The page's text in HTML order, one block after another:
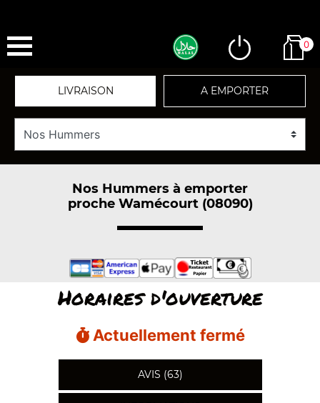
0
LIVRAISON A EMPORTER
Nos Hummers à emporter
proche Wamécourt (08090)
Horaires d'ouverture
Actuellement fermé
AVIS (63)